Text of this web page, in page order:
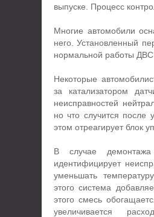
выпуске. Процесс
Многие автомобили
него. Установленный
нормальной работы
Некоторые
за катализатором
неисправностей
но что случится после
этом отреагирует блок
В случае демонтажа
идентифицирует
уменьшать
этого система
этого смесь
увеличивается